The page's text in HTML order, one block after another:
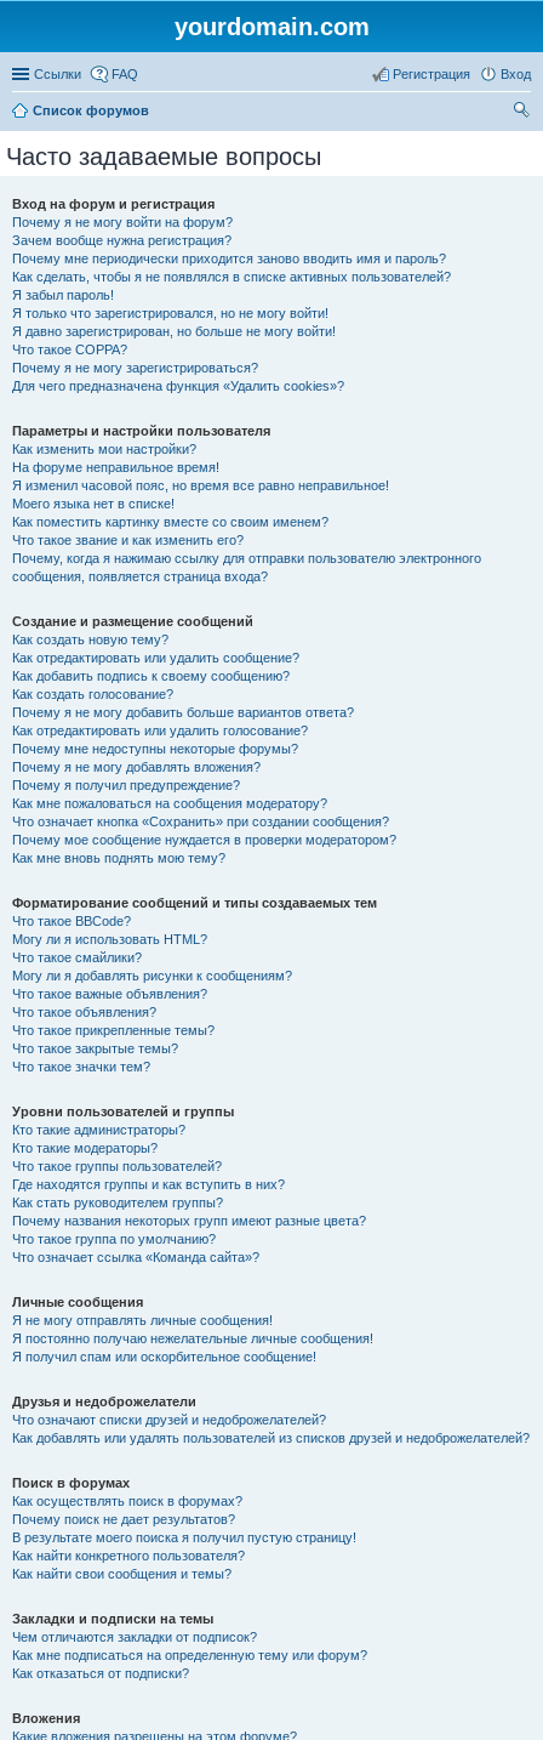
yourdomain.com
Ссылки FAQ Вход
Регистрация
Список форумов
Часто задаваемые вопросы
Вход на форум и регистрация
Почему я не могу войти на форум?
Зачем вообще нужна регистрация?
Почему мне периодически приходится заново вводить имя и пароль?
Как сделать, чтобы я не появлялся в списке активных пользователей?
Я забыл пароль!
Я только что зарегистрировался, но не могу войти!
Я давно зарегистрирован, но больше не могу войти!
Что такое COPPA?
Почему я не могу зарегистрироваться?
Для чего предназначена функция «Удалить cookies»?
Параметры и настройки пользователя
Как изменить мои настройки?
На форуме неправильное время!
Я изменил часовой пояс, но время все равно неправильное!
Моего языка нет в списке!
Как поместить картинку вместе со своим именем?
Что такое звание и как изменить его?
Почему, когда я нажимаю ссылку для отправки пользователю электронного
сообщения, появляется страница входа?
Создание и размещение сообщений
Как создать новую тему?
Как отредактировать или удалить сообщение?
Как добавить подпись к своему сообщению?
Как создать голосование?
Почему я не могу добавить больше вариантов ответа?
Как отредактировать или удалить голосование?
Почему мне недоступны некоторые форумы?
Почему я не могу добавлять вложения?
Почему я получил предупреждение?
Как мне пожаловаться на сообщения модератору?
Что означает кнопка «Сохранить» при создании сообщения?
Почему мое сообщение нуждается в проверки модератором?
Как мне вновь поднять мою тему?
Форматирование сообщений и типы создаваемых тем
Что такое BBCode?
Могу ли я использовать HTML?
Что такое смайлики?
Могу ли я добавлять рисунки к сообщениям?
Что такое важные объявления?
Что такое объявления?
Что такое прикрепленные темы?
Что такое закрытые темы?
Что такое значки тем?
Уровни пользователей и группы
Кто такие администраторы?
Кто такие модераторы?
Что такое группы пользователей?
Где находятся группы и как вступить в них?
Как стать руководителем группы?
Почему названия некоторых групп имеют разные цвета?
Что такое группа по умолчанию?
Что означает ссылка «Команда сайта»?
Личные сообщения
Я не могу отправлять личные сообщения!
Я постоянно получаю нежелательные личные сообщения!
Я получил спам или оскорбительное сообщение!
Друзья и недоброжелатели
Что означают списки друзей и недоброжелателей?
Как добавлять или удалять пользователей из списков друзей и недоброжелателей?
Поиск в форумах
Как осуществлять поиск в форумах?
Почему поиск не дает результатов?
В результате моего поиска я получил пустую страницу!
Как найти конкретного пользователя?
Как найти свои сообщения и темы?
Закладки и подписки на темы
Чем отличаются закладки от подписок?
Как мне подписаться на определенную тему или форум?
Как отказаться от подписки?
Вложения
Какие вложения разрешены на этом форуме?